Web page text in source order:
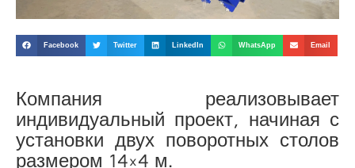
Facebook Twitter LinkedIn WhatsApp Email
Компания реализовывает
индивидуальный проект, начиная с
установки двух поворотных столов
размером 14×4 м.